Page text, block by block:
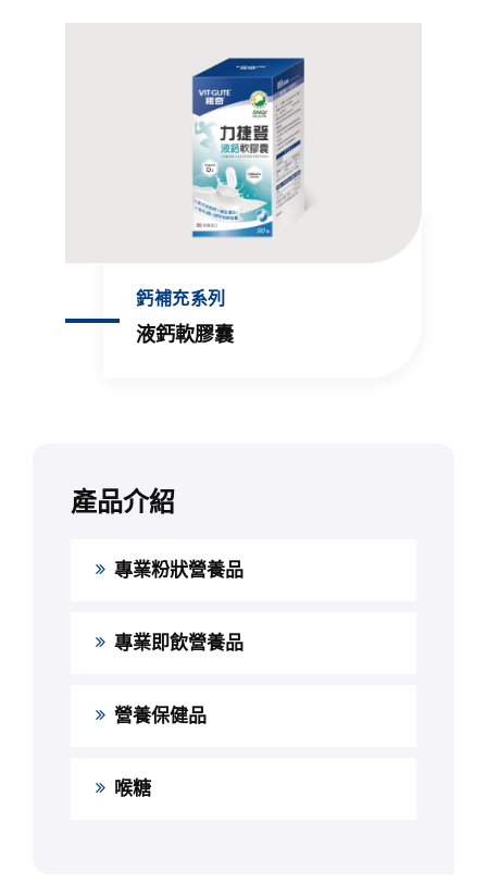
鈣補充系列
液鈣軟膠囊
產品介紹
專業粉狀營養品
專業即飲營養品
營養保健品
喉糖